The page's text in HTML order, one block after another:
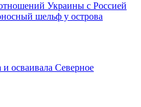
Украины с Россией
шельф у острова
и осваивала Северное